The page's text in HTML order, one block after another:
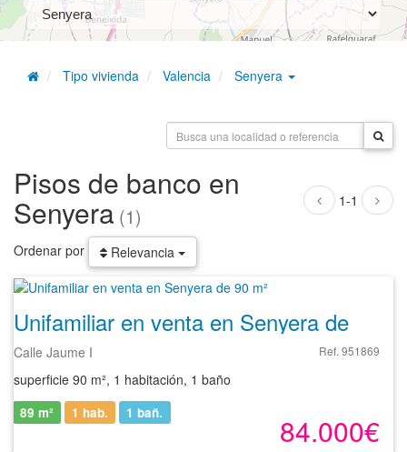
Tipo vivienda Valencia Senyera
1-1
Pisos de banco en
Senyera (1)
Ordenar por Relevancia
Calle Jaume I Ref. 951869
superficie 90 m², 1 habitación, 1 baño
84.000€
89 m² 1 hab. 1 bañ.